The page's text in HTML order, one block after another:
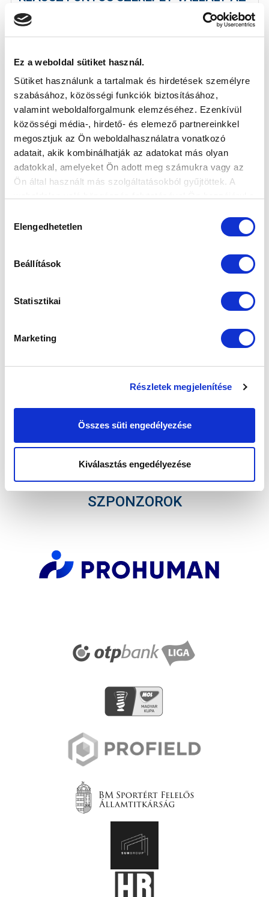
Ez a weboldal sütiket használ.
Sütiket használunk a tartalmak és hirdetések személyre
szabásához, közösségi funkciók biztosításához,
valamint weboldalforgalmunk elemzéséhez. Ezenkívül
közösségi média-, hirdető- és elemező partnereinkkel
megosztjuk az Ön weboldalhasználatra vonatkozó
adatait, akik kombinálhatják az adatokat más olyan
adatokkal, amelyeket Ön adott meg számukra vagy az
Ön által használt más szolgáltatásokból gyűjtöttek. A
kiválasztása
Elengedhetetlen
Beállítások
Statisztikai
Marketing
Részletek megjelenítése
Összes süti engedélyezése
Kiválasztás engedélyezése
EGYENLÍTÉSBEN - ÍGY TELJESÍTETTEK A
KÖLCSÖNADOTTAK (VIDEÓ)
2026-05-18
teljesítményét. A szezon során végig...
KÖVETKEZŐ MÉRKŐZÉS
2026-08-07 17:30
ÚJ HIDEGKUTI NÁNDOR STADION
PUSKÁS AKADÉMIA FC
MTK BUDAPEST HÍRLEVÉL
Elfogadom azAdatvédelmi tájékoztatót
SZPONZOROK